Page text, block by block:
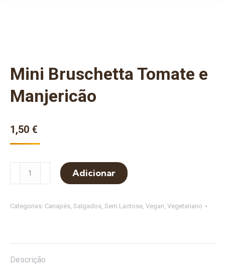
Mini Bruschetta Tomate e
Manjericão
1,50 €
Quantidade
Bruschetta
Manjericão
Adicionar
Categorias: Canapés, Salgados, Sem Lactose, Vegan, Vegetariano
Descrição